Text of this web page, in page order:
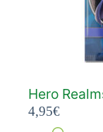
Hero
4,95€